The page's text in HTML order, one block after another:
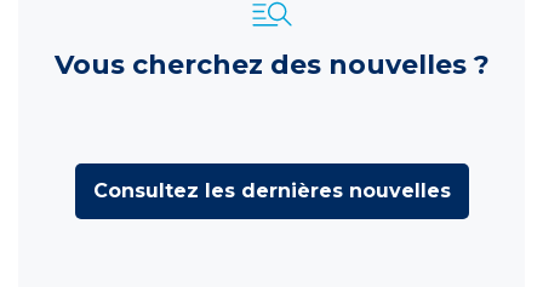
Vous cherchez des nouvelles ?
Consultez les dernières nouvelles